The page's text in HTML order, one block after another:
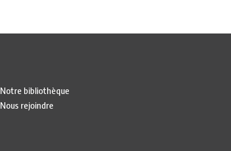
Notre bibliothèque
Nous rejoindre